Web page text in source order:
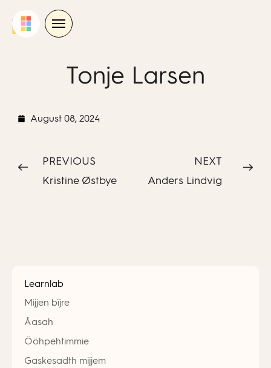
Tonje Larsen
August 08, 2024
PREVIOUS
Kristine Østbye
NEXT
Anders Lindvig
Learnlab
Mijjen bïjre
Åasah
Ööhpehtimmie
Gaskesadth mijjem